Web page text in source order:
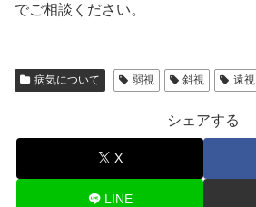
でご相談ください。
病気について 弱視 斜視 遠視
シェアする
X
LINE